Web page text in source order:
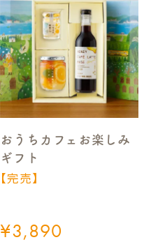
おうちカフェお楽しみ
ギフト
【完売】
¥3,890